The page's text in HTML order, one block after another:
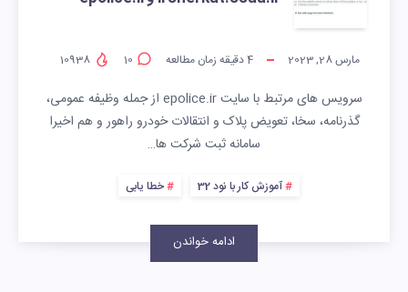
مارس 28, 2023 4دقیقه زمان مطالعه 10
10938
سرویس های مرتبط با سایت epolice.ir از جمله وظیفه عمومی،
گذرنامه، سخا، تعویض پلاک و انتقالات خودرو راهور و هم اخیرا
سامانه ثبت شرکت ها…
آموزش کار با نود 32 خطا یابی
ادامه خواندن